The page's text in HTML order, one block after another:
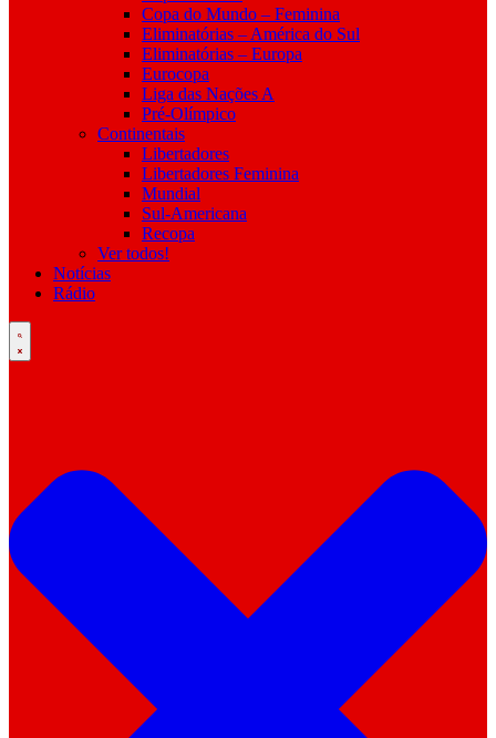
Copa do Mundo – Feminina
Eliminatórias – América do Sul
Eliminatórias – Europa
Eurocopa
Liga das Nações A
Pré-Olímpico
Continentais
Libertadores
Libertadores Feminina
Mundial
Sul-Americana
Recopa
Ver todos!
Notícias
Rádio